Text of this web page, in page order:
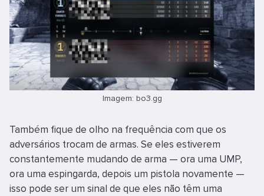
Imagem: bo3.gg
Também fique de olho na frequência com que os
adversários trocam de armas. Se eles estiverem
constantemente mudando de arma — ora uma UMP,
ora uma espingarda, depois um pistola novamente —
isso pode ser um sinal de que eles não têm uma